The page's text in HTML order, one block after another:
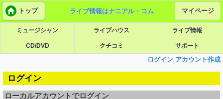
トップ ライブ情報はナニアル・コム マイページ
ミュージシャン ライブハウス ライブ情報
CD/DVD クチコミ サポート
ログイン アカウント作成
ログイン
ローカルアカウントでログイン